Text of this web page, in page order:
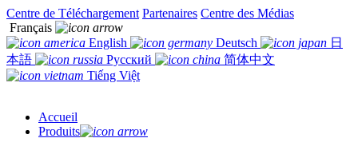
Centre de Téléchargement Partenaires Centre des Médias
Français
English
Deutsch
日
本語
Русский
简体中文
Tiếng Việt
Accueil
Produits